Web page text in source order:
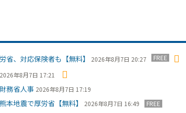
、対応保険者も【無料】 2026年8月7日 20:27 FREE
2026年8月7日 17:21
務省人事 2026年8月7日 17:19
地震で厚労省【無料】 2026年8月7日 16:49 FREE